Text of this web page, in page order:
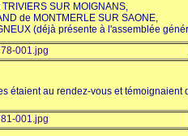
SUR MOIGNANS,
de MONTMERLE SUR SAONE,
(déjà présente à l'assemblée
étaient au rendez-vous et